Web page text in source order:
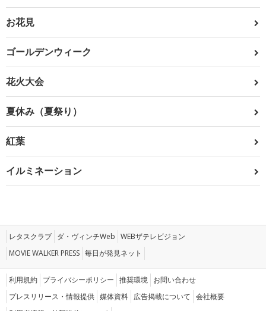
お花見
ゴールデンウィーク
花火大会
夏休み（夏祭り）
紅葉
イルミネーション
レタスクラブ ダ・ヴィンチWeb WEBザテレビジョン
MOVIE WALKER PRESS 毎日が発見ネット
利用規約 プライバシーポリシー 推奨環境 お問い合わせ
プレスリリース・情報提供 媒体資料 広告掲載について 会社概要